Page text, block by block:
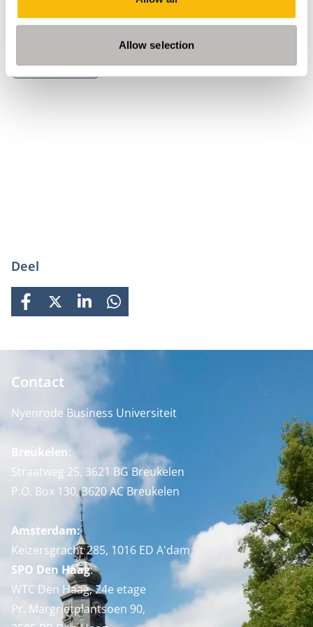
Allow selection
Administration-programma
Studentenleven
Deel
FACEBOOK
X LINKEDINWHATSAPP
Contact
Nyenrode Business Universiteit
Breukelen:
Straatweg 25, 3621 BG Breukelen
P.O. Box 130, 3620 AC Breukelen
Amsterdam:
Keizersgracht 285, 1016 ED A'dam
SPO Den Haag:
WTC Den Haag, 24e etage
Pr. Margrietplantsoen 90,